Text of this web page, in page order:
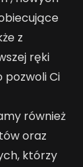
z
ręki
pozwoli Ci
również
oraz
którzy